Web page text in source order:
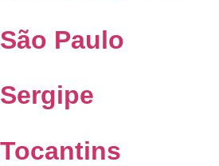
São Paulo
Sergipe
Tocantins